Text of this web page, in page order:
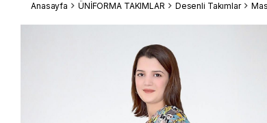
Anasayfa ÜNİFORMA TAKIMLAR Desenli Takımlar